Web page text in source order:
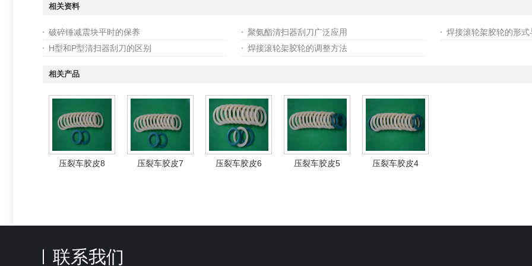
相关资料
破碎锤减震块平时的保养 聚氨酯清扫器刮刀广泛应用
焊接滚轮架胶轮的形式
H型和P型清扫器刮刀的区别
焊接滚轮架胶轮的调整方法
相关产品
压裂车胶皮8 压裂车胶皮7 压裂车胶皮6 压裂车胶皮5 压裂车胶皮4
联系我们